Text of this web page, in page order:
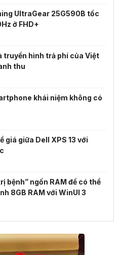
UltraGear 25G590B tốc
ở FHD+
truyền hình trả phí của Việt
thu
khái niệm không có
giá giữa Dell XPS 13 với
bệnh” ngốn RAM để có thể
8GB RAM với WinUI 3